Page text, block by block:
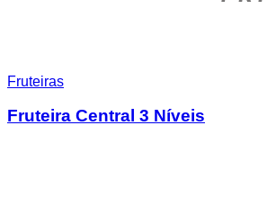
Fruteiras
Fruteira Central 3 Níveis